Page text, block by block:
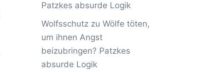
Patzkes absurde Logik
Wolfsschutzzu Wölfe töten,
um ihnen Angst
beizubringen? Patzkes
absurde Logik